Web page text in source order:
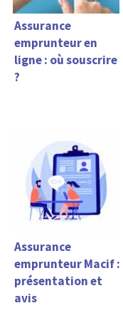
Assurance
emprunteur en
ligne : où souscrire
?
Assurance
emprunteur Macif :
présentation et
avis